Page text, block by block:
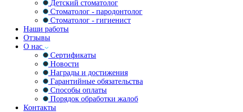
Детский стоматолог
Стоматолог - пародонтолог
Стоматолог - гигиенист
Наши работы
Отзывы
О нас
Сертификаты
Новости
Награды и достижения
Гарантийные обязательства
Способы оплаты
Порядок обработки жалоб
Контакты